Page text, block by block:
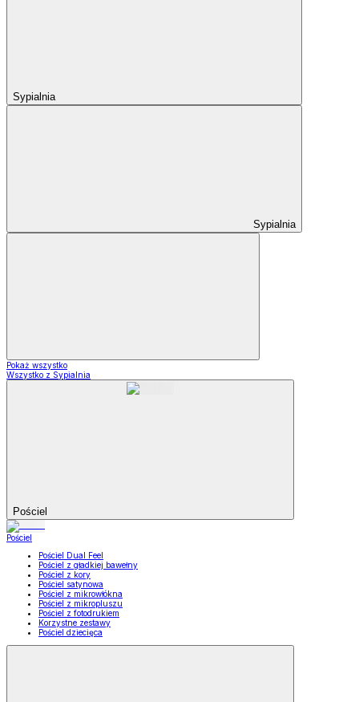
Sypialnia
Sypialnia
Pokaż wszystko
Wszystko z Sypialnia
Pościel
Pościel
Pościel Dual Feel
Pościel z gładkiej bawełny
Pościel z kory
Pościel satynowa
Pościel z mikrowłókna
Pościel z mikropluszu
Pościel z fotodrukiem
Korzystne zestawy
Pościel dziecięca